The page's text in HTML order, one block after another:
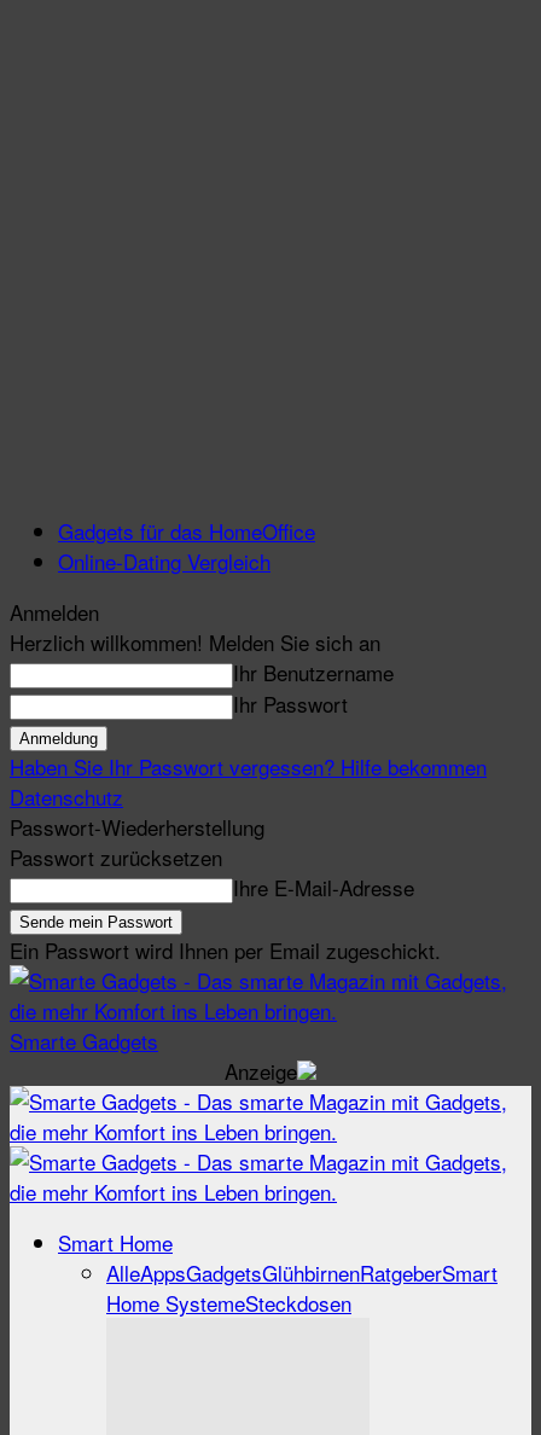
Gadgets für das HomeOffice
Online-Dating Vergleich
Anmelden
Herzlich willkommen! Melden Sie sich an
Ihr Benutzername
Ihr Passwort
Haben Sie Ihr Passwort vergessen? Hilfe bekommen
Datenschutz
Passwort-Wiederherstellung
Passwort zurücksetzen
Ihre E-Mail-Adresse
Ein Passwort wird Ihnen per Email zugeschickt.
Smarte Gadgets
Anzeige
Smart Home
AlleAppsGadgetsGlühbirnenRatgeberSmart
Home SystemeSteckdosen